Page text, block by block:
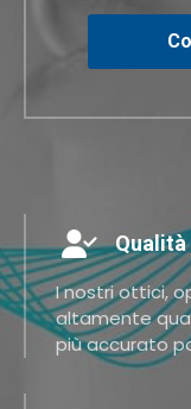
Qualità
I nostri ottici,
altamente
più accurato